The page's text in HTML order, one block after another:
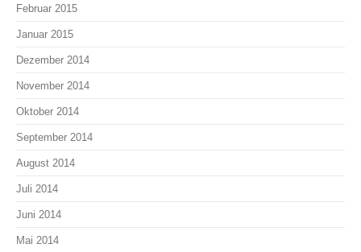
Februar 2015
Januar 2015
Dezember 2014
November 2014
Oktober 2014
September 2014
August 2014
Juli 2014
Juni 2014
Mai 2014